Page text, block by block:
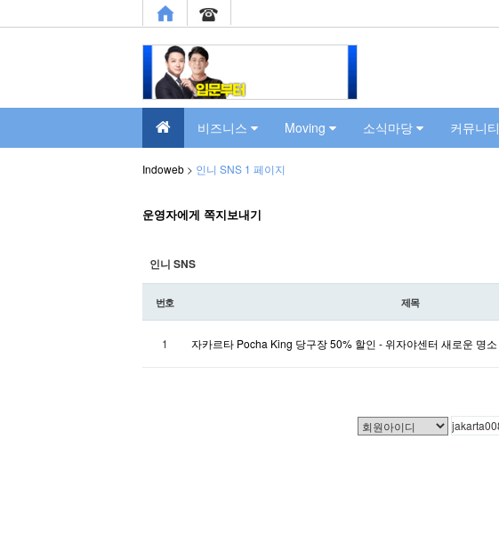
비즈니스 Moving 소식마당 커뮤니티
Indoweb > 인니 SNS 1 페이지
운영자에게 쪽지보내기
인니 SNS
번호 제목
1 자카르타 Pocha King 당구장 50% 할인 - 위자야센터 새로운 명소